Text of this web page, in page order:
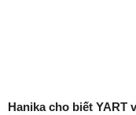
Hanika cho biết YART